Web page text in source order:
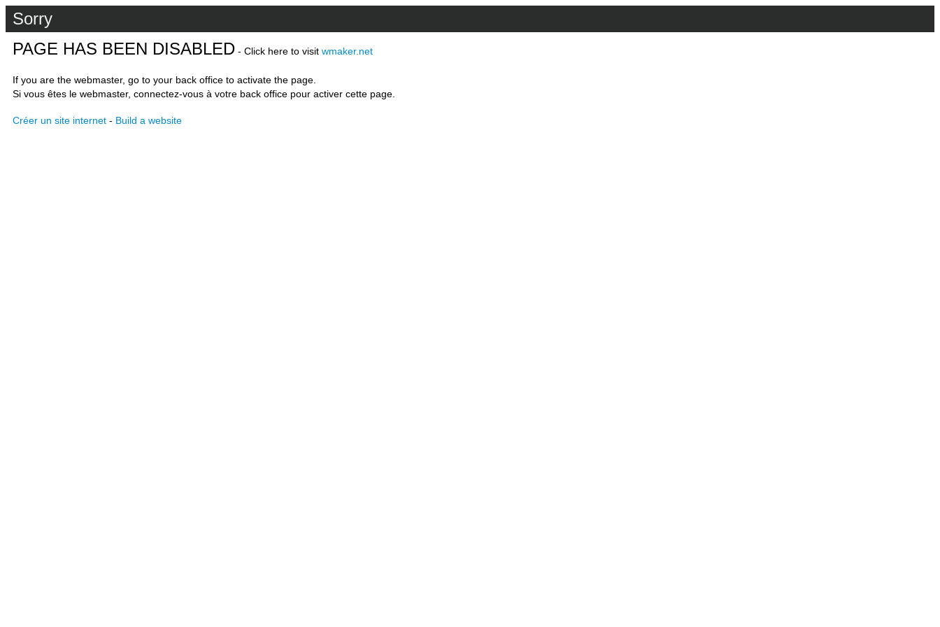
Sorry
PAGE HAS BEEN DISABLED - Click here to visit wmaker.net
If you are the webmaster, go to your back office to activate the page.
Si vous êtes le webmaster, connectez-vous à votre back office pour activer cette page.
Créer un site internet - Build a website